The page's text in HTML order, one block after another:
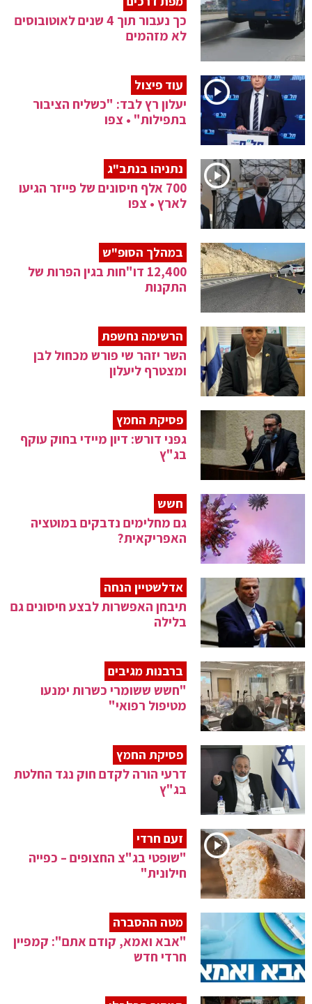
כך נעבור תוך 4 שנים לאוטובוסים
לא מזהמים
עוד פיצול
יעלון רץ לבד: "כשליח הציבור
בתפילות" • צפו
נתניהו בנתב"ג
700 אלף חיסונים של פייזר הגיעו
לארץ • צפו
במהלך הסופ"ש
12,400 דו"חות בגין הפרות של
התקנות
הרשימה נחשפת
השר יזהר שי פורש מכחול לבן
ומצטרף ליעלון
פסיקת החמץ
גפני דורש: דיון מיידי בחוק עוקף
בג"ץ
חשש
גם מחלימים נדבקים במוטציה
האפריקאית?
אדלשטיין הנחה
תיבחן האפשרות לבצע חיסונים גם
בלילה
ברבנות מגיבים
"חשש ששומרי כשרות ימנעו
מטיפול רפואי"
פסיקת החמץ
דרעי הורה לקדם חוק נגד החלטת
בג"ץ
זעם חרדי
"שופטי בג"צ החצופים – כפייה
חילונית"
מטה ההסברה
"אבא ואמא, קודם אתם": קמפיין
חרדי חדש